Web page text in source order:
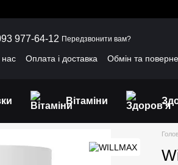
977-64-12 Передзвонити вам?
Оплата і доставка Обмін та
Вітаміни